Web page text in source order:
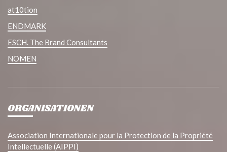
at10tion
ENDMARK
ESCH. The Brand Consultants
NOMEN
ORGANISATIONEN
Association Internationale pour la Protection de la Propriété
Intellectuelle (AIPPI)